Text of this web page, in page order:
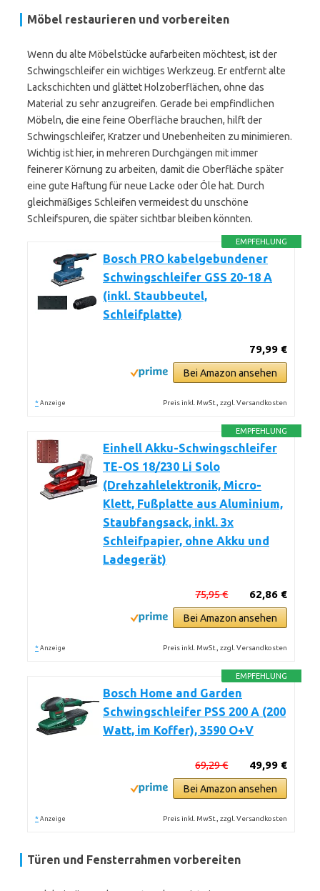
Möbel restaurieren und vorbereiten
Wenn du alte Möbelstücke aufarbeiten möchtest, ist der
Schwingschleifer ein wichtiges Werkzeug. Er entfernt alte
Lackschichten und glättet Holzoberflächen, ohne das
Material zu sehr anzugreifen. Gerade bei empfindlichen
Möbeln, die eine feine Oberfläche brauchen, hilft der
Schwingschleifer, Kratzer und Unebenheiten zu minimieren.
Wichtig ist hier, in mehreren Durchgängen mit immer
feinerer Körnung zu arbeiten, damit die Oberfläche später
eine gute Haftung für neue Lacke oder Öle hat. Durch
gleichmäßiges Schleifen vermeidest du unschöne
Schleifspuren, die später sichtbar bleiben könnten.
EMPFEHLUNG
Bosch PRO kabelgebundener
Schwingschleifer GSS 20-18 A
(inkl. Staubbeutel,
Schleifplatte)
79,99 €
Bei Amazon ansehen
* Anzeige Preis inkl. MwSt., zzgl. Versandkosten
EMPFEHLUNG
Einhell Akku-Schwingschleifer
TE-OS 18/230 Li Solo
(Drehzahlelektronik, Micro-
Klett, Fußplatte aus Aluminium,
Staubfangsack, inkl. 3x
Schleifpapier, ohne Akku und
Ladegerät)
62,86 €
75,95 €
Bei Amazon ansehen
* Anzeige Preis inkl. MwSt., zzgl. Versandkosten
EMPFEHLUNG
Bosch Home and Garden
Schwingschleifer PSS 200 A (200
Watt, im Koffer), 3590 O+V
49,99 €
69,29 €
Bei Amazon ansehen
* Anzeige Preis inkl. MwSt., zzgl. Versandkosten
Türen und Fensterrahmen vorbereiten